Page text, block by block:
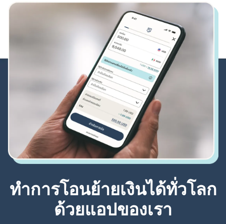
ทำการโอนย้ายเงินได้ทั่วโลก
ด้วยแอปของเรา